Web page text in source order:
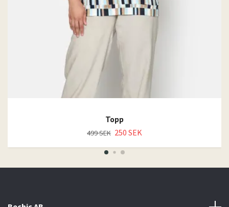
Topp
499 SEK 250 SEK